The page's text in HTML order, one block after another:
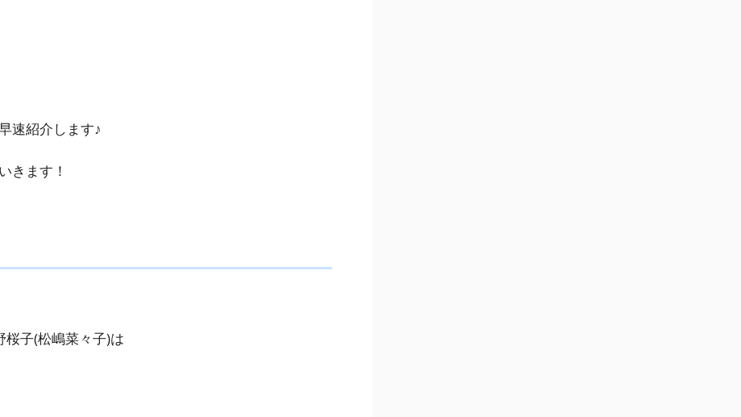
速紹介します♪
きます！
子(松嶋菜々子)は